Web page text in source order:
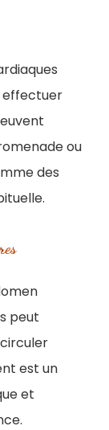
effectuer
ou
des
peut
est un
et